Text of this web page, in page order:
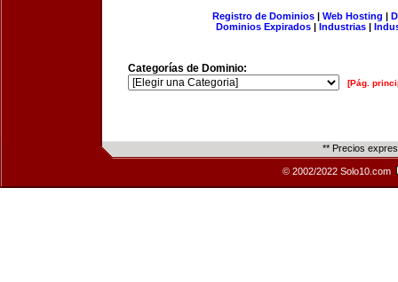
Registro de Dominios| Web Hosting |
Dominios Expirados | Industrias |
Categorías de Dominio:
[Pág.
** Precios
© 2002/2022 Solo10.com